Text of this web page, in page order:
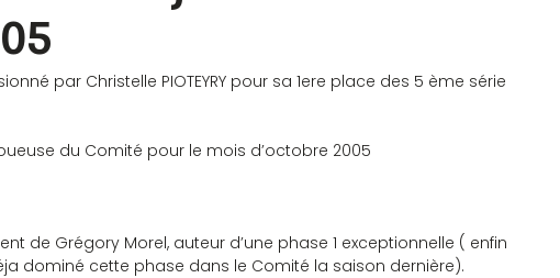
par Christelle PIOTEYRY pour sa 1ere place des 5 ème série
du Comité pour le mois d’octobre 2005
de Grégory Morel, auteur d’une phase 1 exceptionnelle ( enfin
dominé cette phase dans le Comité la saison dernière).